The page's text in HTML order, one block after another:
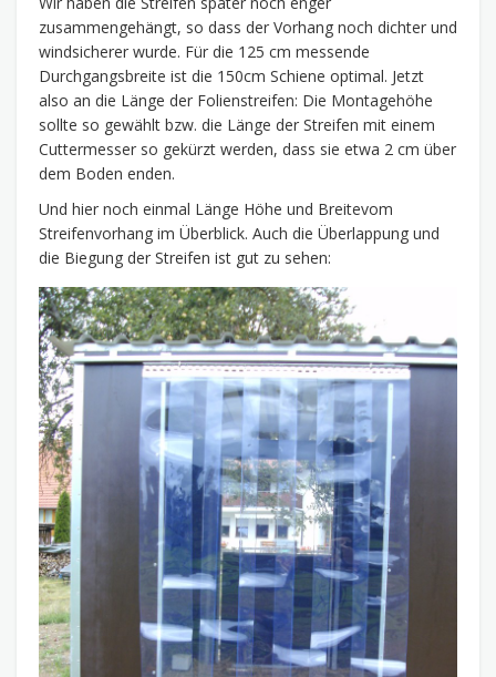
zusammengehängt, so dass der Vorhang noch dichter und
windsicherer wurde. Für die 125 cm messende
Durchgangsbreite ist die 150cm Schiene optimal. Jetzt
also an die Länge der Folienstreifen: Die Montagehöhe
sollte so gewählt bzw. die Länge der Streifen mit einem
Cuttermesser so gekürzt werden, dass sie etwa 2 cm über
dem Boden enden.
Und hier noch einmal Länge Höhe und Breitevom
Streifenvorhang im Überblick. Auch die Überlappung und
die Biegung der Streifen ist gut zu sehen: